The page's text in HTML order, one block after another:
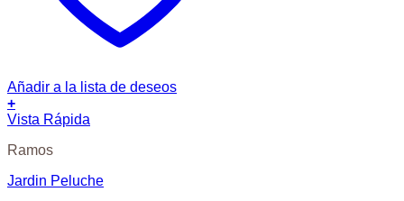
Añadir a la lista de deseos
+
Vista Rápida
Ramos
Jardin Peluche